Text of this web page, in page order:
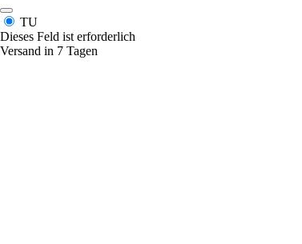
TU
Dieses Feld ist erforderlich
Versand in 7 Tagen